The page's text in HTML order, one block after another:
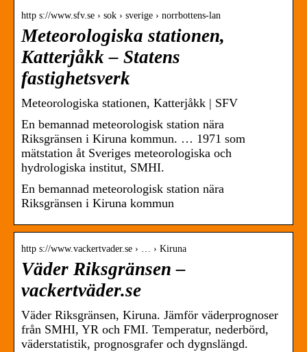
http s://www.sfv.se › sok › sverige › norrbottens-lan
Meteorologiska stationen,
Katterjåkk – Statens
fastighetsverk
Meteorologiska stationen, Katterjåkk | SFV
En bemannad meteorologisk station nära
Riksgränsen i Kiruna kommun. … 1971 som
mätstation åt Sveriges meteorologiska och
hydrologiska institut, SMHI.
En bemannad meteorologisk station nära
Riksgränsen i Kiruna kommun
http s://www.vackertvader.se › … › Kiruna
Väder Riksgränsen –
vackertväder.se
Väder Riksgränsen, Kiruna. Jämför väderprognoser
från SMHI, YR och FMI. Temperatur, nederbörd,
väderstatistik, prognosgrafer och dygnslängd.